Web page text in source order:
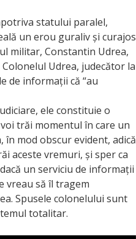
statului paralel,
un erou guraliv și curajos
militar, Constantin Udrea,
Udrea, judecător la
de informații că “au
ele constituie o
trăi momentul în care un
mod obscur evident, adică
aceste vremuri, și sper ca
un serviciu de informații
vreau să îl tragem
Spusele colonelului sunt
totalitar.